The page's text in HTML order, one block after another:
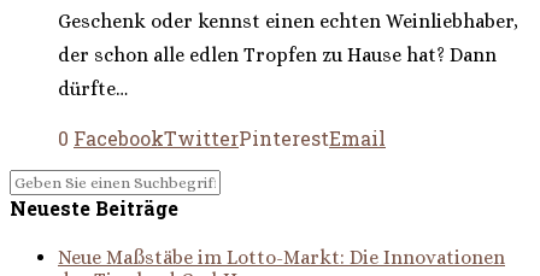
Geschenk oder kennst einen echten Weinliebhaber,
der schon alle edlen Tropfen zu Hause hat? Dann
dürfte…
0 FacebookTwitterPinterestEmail
Neueste Beiträge
Neue Maßstäbe im Lotto-Markt: Die Innovationen